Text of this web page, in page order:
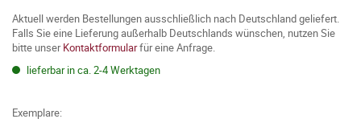
Aktuell werden Bestellungen ausschließlich nach Deutschland geliefert.
Falls Sie eine Lieferung außerhalb Deutschlands wünschen, nutzen Sie
bitte unserKontaktformularfür eine Anfrage.
lieferbar in ca. 2-4 Werktagen
Exemplare: